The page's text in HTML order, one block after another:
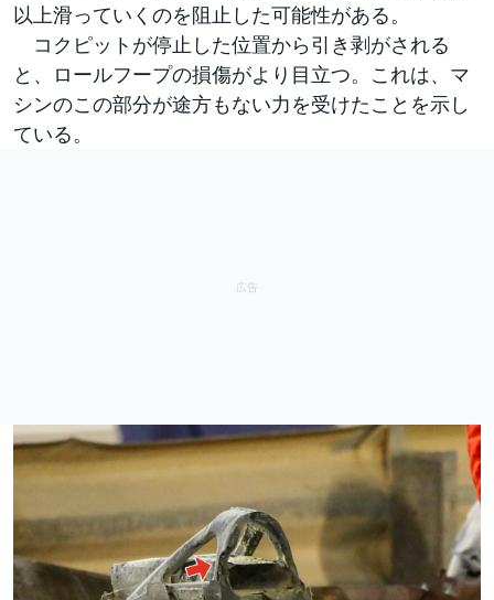
以上滑っていくのを阻止した可能性がある。
コクピットが停止した位置から引き剥がされる
と、ロールフープの損傷がより目立つ。これは、マ
シンのこの部分が途方もない力を受けたことを示し
ている。